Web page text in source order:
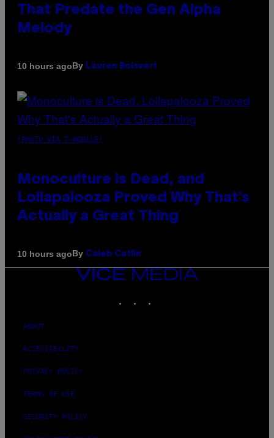
That Predate the Gen Alpha
Melody
10 hours agoBy Lauren Boisvert
(PHOTO VIA T-MOBILE)
Monoculture is Dead, and
Lollapalooza Proved Why That’s
Actually a Great Thing
10 hours agoBy Caleb Catlin
VICE
ABOUT
ACCESSIBILITY
PRIVACY POLICY
TERMS OF USE
SECURITY POLICY